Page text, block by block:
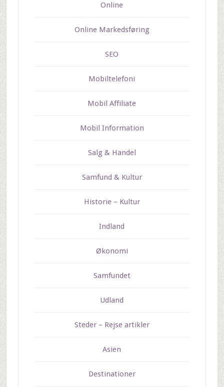
Online
Online Markedsføring
SEO
Mobiltelefoni
Mobil Affiliate
Mobil Information
Salg & Handel
Samfund & Kultur
Historie – Kultur
Indland
Økonomi
Samfundet
Udland
Steder – Rejse artikler
Asien
Destinationer